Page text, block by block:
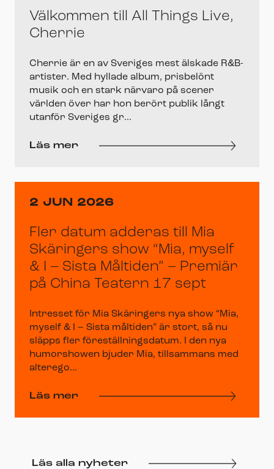
Välkommen till All Things Live,
Cherrie
Cherrie är en av Sveriges mest älskade R&B-
artister. Med hyllade album, prisbelönt
musik och en stark närvaro på scener
världen över har hon berört publik långt
utanför Sveriges gr...
Läs mer
2 JUN 2026
Fler datum adderas till Mia
Skäringers show “Mia, myself
& I – Sista Måltiden” – Premiär
på China Teatern 17 sept
Intresset för Mia Skäringers nya show “Mia,
myself & I – Sista måltiden” är stort, så nu
släpps fler föreställningsdatum. I den nya
humorshowen bjuder Mia, tillsammans med
alterego...
Läs mer
Läs alla nyheter